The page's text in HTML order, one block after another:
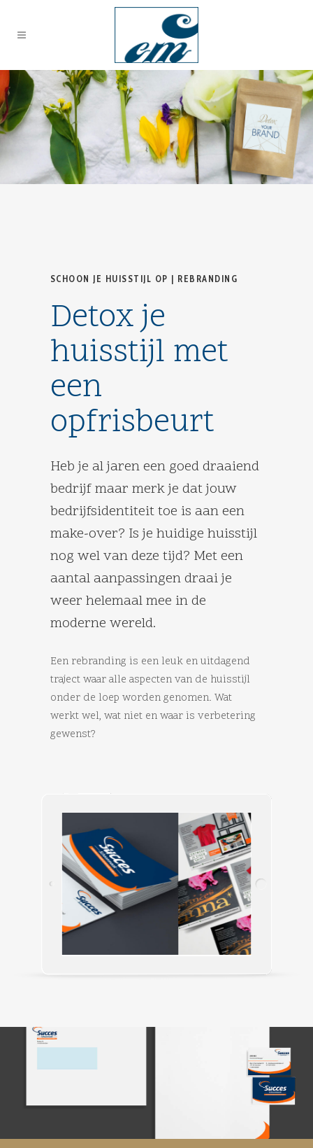
SCHOON JE HUISSTIJL OP | REBRANDING
Detox je
huisstijl met
een
opfrisbeurt
Heb je al jaren een goed draaiend
bedrijf maar merk je dat jouw
bedrijfsidentiteit toe is aan een
make-over? Is je huidige huisstijl
nog wel van deze tijd? Met een
aantal aanpassingen draai je
weer helemaal mee in de
moderne wereld.
Een rebranding is een leuk en uitdagend
traject waar alle aspecten van de huisstijl
onder de loep worden genomen. Wat
werkt wel, wat niet en waar is verbetering
gewenst?